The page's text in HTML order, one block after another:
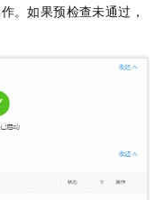
。如果预检查未通过，